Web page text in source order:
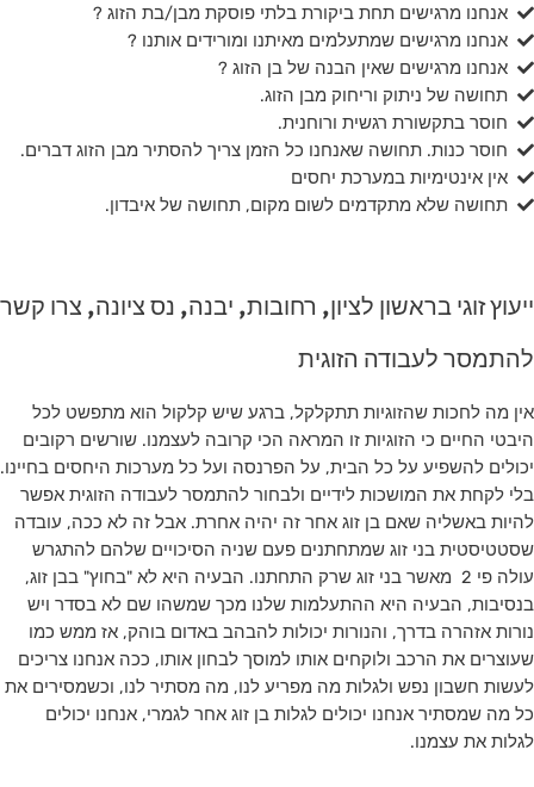
אנחנו מרגישים תחת ביקורת בלתי פוסקת מבן/בת הזוג ?
אנחנו מרגישים שמתעלמים מאיתנו ומורידים אותנו ?
אנחנו מרגישים שאין הבנה של בן הזוג ?
תחושה של ניתוק וריחוק מבן הזוג.
חוסר בתקשורת רגשית ורוחנית.
חוסר כנות. תחושה שאנחנו כל הזמן צריך להסתיר מבן הזוג דברים.
אין אינטימיות במערכת יחסים
תחושה שלא מתקדמים לשום מקום, תחושה של איבדון.
ייעוץ זוגי בראשון לציון, רחובות, יבנה, נס ציונה, צרו קשר
להתמסר לעבודה הזוגית
אין מה לחכות שהזוגיות תתקלקל, ברגע שיש קלקול הוא מתפשט לכל
היבטי החיים כי הזוגיות זו המראה הכי קרובה לעצמנו. שורשים רקובים
יכולים להשפיע על כל הבית, על הפרנסה ועל כל מערכות היחסים בחיינו.
בלי לקחת את המושכות לידיים ולבחור להתמסר לעבודה הזוגית אפשר
להיות באשליה שאם בן זוג אחר זה יהיה אחרת. אבל זה לא ככה, עובדה
שסטטיסטית בני זוג שמתחתנים פעם שניה הסיכויים שלהם להתגרש
עולה פי 2 מאשר בני זוג שרק התחתנו. הבעיה היא לא "בחוץ" בבן זוג,
בנסיבות, הבעיה היא ההתעלמות שלנו מכך שמשהו שם לא בסדר ויש
נורות אזהרה בדרך, והנורות יכולות להבהב באדום בוהק, אז ממש כמו
שעוצרים את הרכב ולוקחים אותו למוסך לבחון אותו, ככה אנחנו צריכים
לעשות חשבון נפש ולגלות מה מפריע לנו, מה מסתיר לנו, וכשמסירים את
כל מה שמסתיר אנחנו יכולים לגלות בן זוג אחר לגמרי, אנחנו יכולים
לגלות את עצמנו.